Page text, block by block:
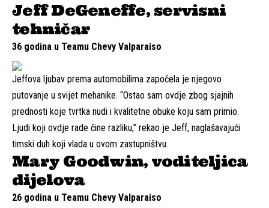
Jeff DeGeneffe, servisni
tehničar
36 godina u Teamu Chevy Valparaiso
Jeffova ljubav prema automobilima započela je njegovo
putovanje u svijet mehanike. “Ostao sam ovdje zbog sjajnih
prednosti koje tvrtka nudi i kvalitetne obuke koju sam primio.
Ljudi koji ovdje rade čine razliku,” rekao je Jeff, naglašavajući
timski duh koji vlada u ovom zastupništvu.
Mary Goodwin, voditeljica
dijelova
26 godina u Teamu Chevy Valparaiso